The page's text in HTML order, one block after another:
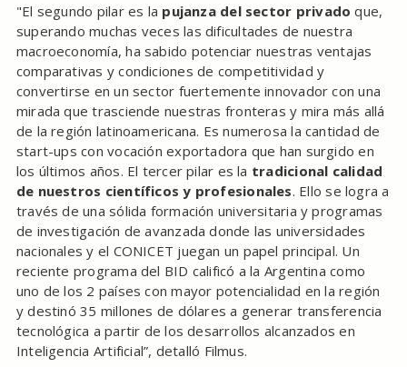
"El segundo pilar es la pujanza del sector privado que,
superando muchas veces las dificultades de nuestra
macroeconomía, ha sabido potenciar nuestras ventajas
comparativas y condiciones de competitividad y
convertirse en un sector fuertemente innovador con una
mirada que trasciende nuestras fronteras y mira más allá
de la región latinoamericana. Es numerosa la cantidad de
start-ups con vocación exportadora que han surgido en
los últimos años. El tercer pilar es la tradicional calidad
de nuestros científicos y profesionales. Ello se logra a
través de una sólida formación universitaria y programas
de investigación de avanzada donde las universidades
nacionales y el CONICET juegan un papel principal. Un
reciente programa del BID calificó a la Argentina como
uno de los 2 países con mayor potencialidad en la región
y destinó 35 millones de dólares a generar transferencia
tecnológica a partir de los desarrollos alcanzados en
Inteligencia Artificial”, detalló Filmus.